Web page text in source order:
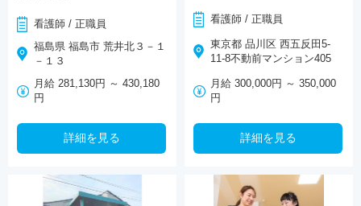
看護師 / 正職員
福島県 福島市 荒井北３－１
－１３
月給 281,130円 ～ 430,180
円
詳細を見る
看護師 / 正職員
東京都 品川区 西五反田5-
11-8不動前マンション405
月給 300,000円 ～ 350,000
円
詳細を見る